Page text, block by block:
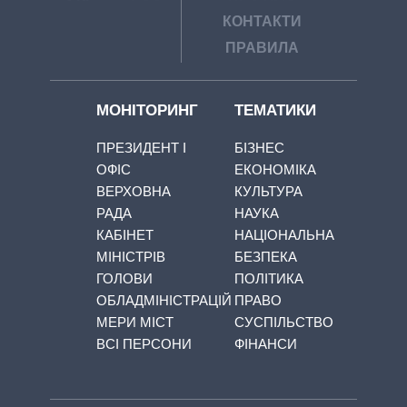
КОНТАКТИ
ПРАВИЛА
МОНІТОРИНГ
ПРЕЗИДЕНТ І
ОФІС
ВЕРХОВНА
РАДА
КАБІНЕТ
МІНІСТРІВ
ГОЛОВИ
ОБЛАДМІНІСТРАЦІЙ
МЕРИ МІСТ
ВСІ ПЕРСОНИ
ТЕМАТИКИ
БІЗНЕС
ЕКОНОМІКА
КУЛЬТУРА
НАУКА
НАЦІОНАЛЬНА
БЕЗПЕКА
ПОЛІТИКА
ПРАВО
СУСПІЛЬСТВО
ФІНАНСИ